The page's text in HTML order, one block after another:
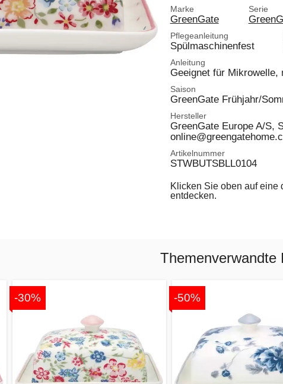
Marke
GreenGate
Serie
Pflegeanleitung
Spülmaschinenfest
Anleitung
Geeignet für Mikrowelle,
Saison
GreenGate Frühjahr/
Hersteller
GreenGate Europe A/S,
Artikelnummer
STWBUTSBLL0104
Klicken Sie oben auf eine
entdecken.
Themenverwandte
-30% -50%